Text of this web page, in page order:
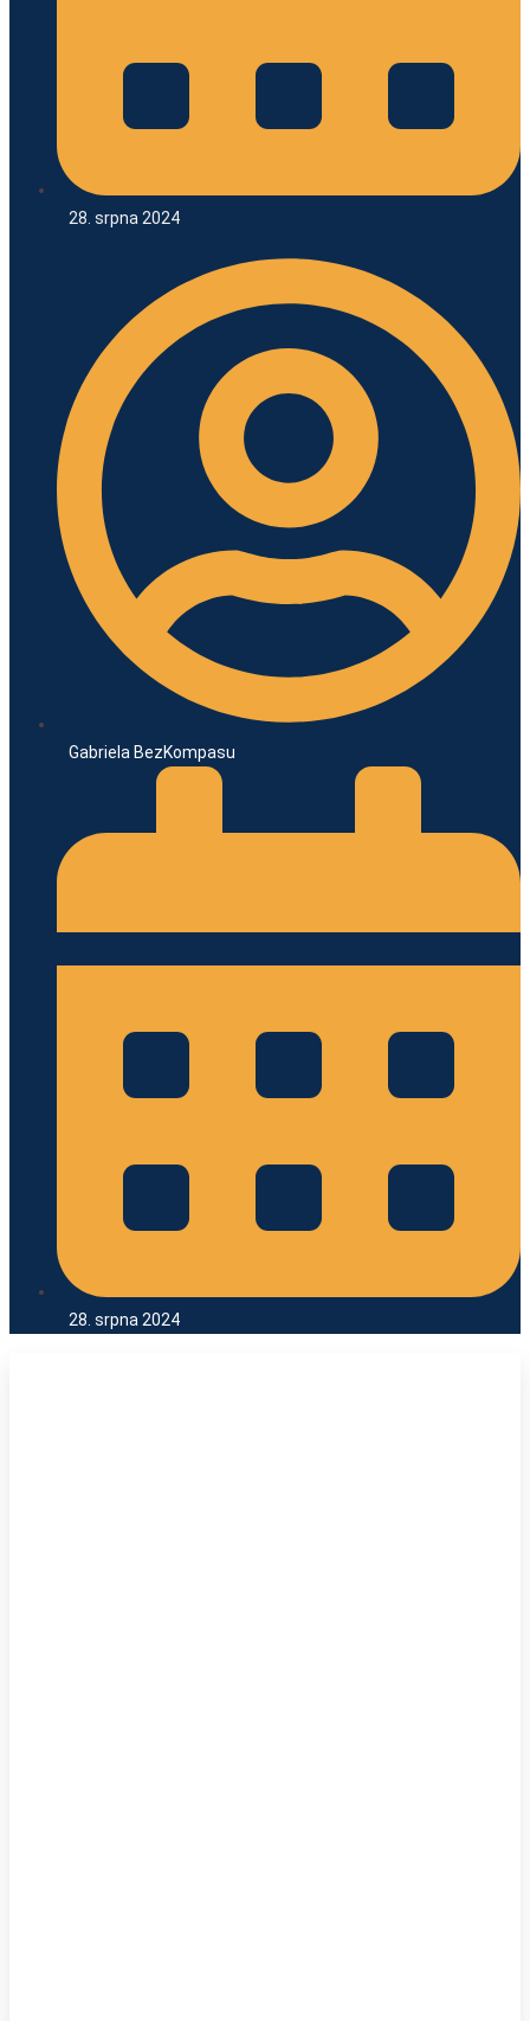
28. srpna 2024
Gabriela BezKompasu
28. srpna 2024